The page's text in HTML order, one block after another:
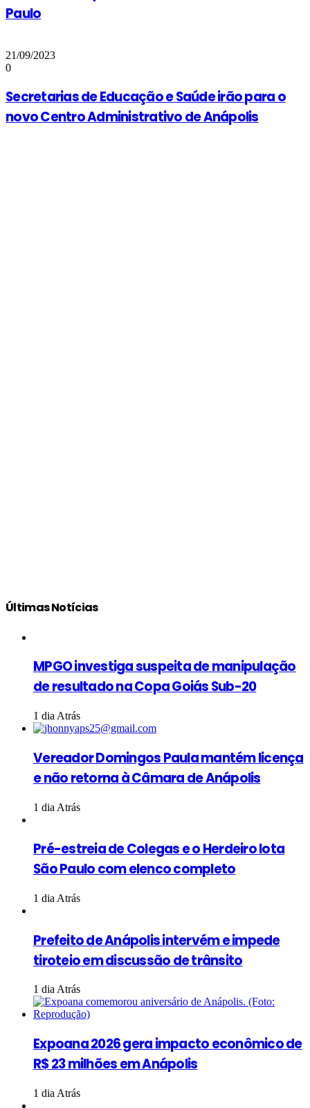
Paulo
21/09/2023
0
Secretarias de Educação e Saúde irão para o
novo Centro Administrativo de Anápolis
Últimas Notícias
MPGO investiga suspeita de manipulação
de resultado na Copa Goiás Sub-20
1 dia Atrás
Vereador Domingos Paula mantém licença
e não retorna à Câmara de Anápolis
1 dia Atrás
Pré-estreia de Colegas e o Herdeiro lota
São Paulo com elenco completo
1 dia Atrás
Prefeito de Anápolis intervém e impede
tiroteio em discussão de trânsito
1 dia Atrás
Expoana 2026 gera impacto econômico de
R$ 23 milhões em Anápolis
1 dia Atrás